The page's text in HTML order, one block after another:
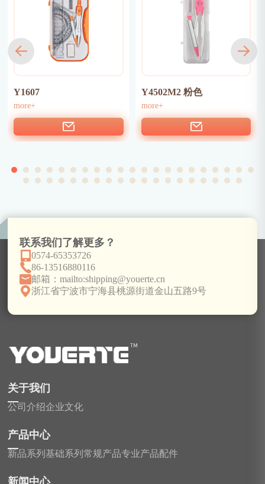
Y1607
more+
Y4502M2 粉色
more+
关于我们
公司介绍企业文化
产品中心
新品系列基础系列常规产品专业产品配件
联系我们了解更多？
0574-65353726
86-13516880116
邮箱：mailto:shipping@youerte.cn
浙江省宁波市宁海县桃源街道金山五路9号